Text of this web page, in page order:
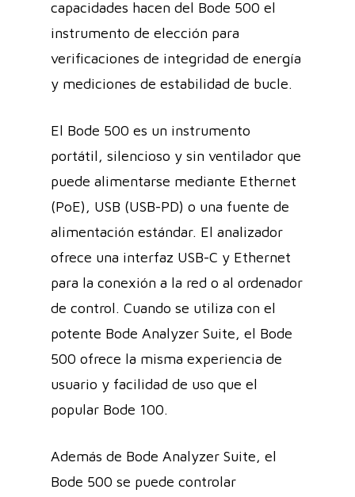
capacidades hacen del Bode 500 el
instrumento de elección para
verificaciones de integridad de energía
y mediciones de estabilidad de bucle.
El Bode 500 es un instrumento
portátil, silencioso y sin ventilador que
puede alimentarse mediante Ethernet
(PoE), USB (USB-PD) o una fuente de
alimentación estándar. El analizador
ofrece una interfaz USB-C y Ethernet
para la conexión a la red o al ordenador
de control. Cuando se utiliza con el
potente Bode Analyzer Suite, el Bode
500 ofrece la misma experiencia de
usuario y facilidad de uso que el
popular Bode 100.
Además de Bode Analyzer Suite, el
Bode 500 se puede controlar